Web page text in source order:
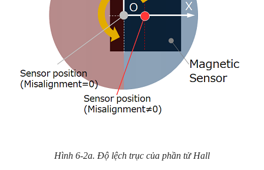
Hình 6-2a. Độ lệch trục của phần tử Hall